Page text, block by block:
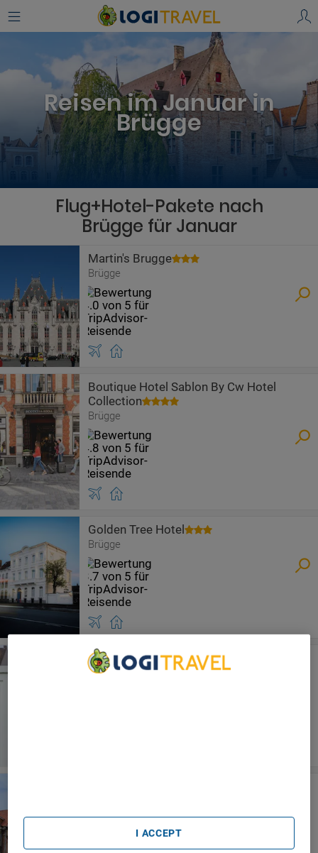
Reisen im Januar in
Brügge
Flug+Hotel-Pakete nach
Brügge für Januar
Martin's Brugge
Brügge
Boutique Hotel Sablon By Cw Hotel
Collection
Brügge
Golden Tree Hotel
Brügge
Maison Bruges
Brügge
I ACCEPT